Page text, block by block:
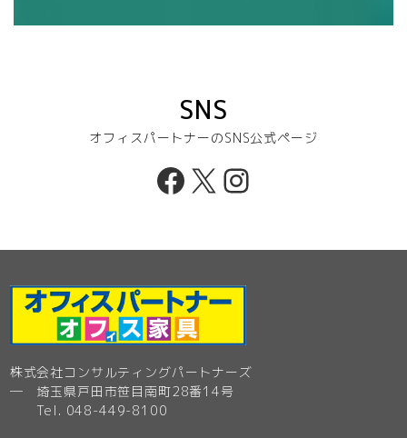
SNS
オフィスパートナーのSNS公式ページ
Facebook
X Instagram
株式会社コンサルティングパートナーズ
─ 埼玉県戸田市笹目南町28番14号
Tel. 048-449-8100